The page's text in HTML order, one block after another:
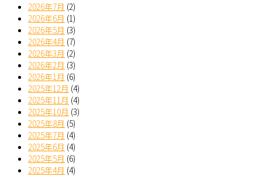
2026年7月 (2)
2026年6月 (1)
2026年5月 (3)
2026年4月 (7)
2026年3月 (2)
2026年2月 (3)
2026年1月 (6)
2025年12月 (4)
2025年11月 (4)
2025年10月 (3)
2025年8月 (5)
2025年7月 (4)
2025年6月 (4)
2025年5月 (6)
2025年4月 (4)